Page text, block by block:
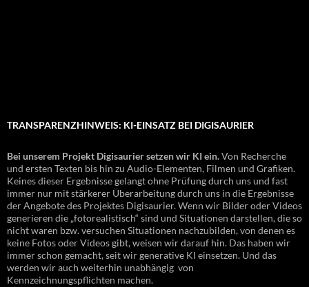
TRANSPARENZHINWEIS: KI-EINSATZ BEI DIGISAURIER
Bei unserem Projekt Digisaurier setzen wir KI ein.Von Recherche
und ersten Texten bis hin zu Audio-Elementen, Filmen und Grafiken.
Keines dieser Ergebnisse gelangt ohne Prüfung durch uns und fast
immer nur mit stärkerer Überarbeitung durch uns in die Ergebnisse
der Angebote des Projektes Digisaurier. Wenn wir Bilder oder Videos
generieren die „fotorealistisch“ sind und Situationen darstellen, die so
nicht waren bzw. versuchen Situationen nachzubilden, von denen es
keine Fotos oder Videos gibt, weisen wir darauf hin. Das haben wir
immer schon gemacht, seit wir generative KI einsetzen. Und das
werden wir auch weiterhin unabhängig von
Kennzeichnungspflichten machen.